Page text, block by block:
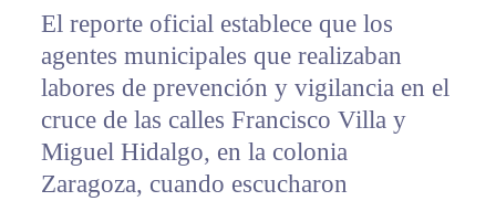
El reporte oficial establece que los
agentes municipales que realizaban
labores de prevención y vigilancia en el
cruce de las calles Francisco Villa y
Miguel Hidalgo, en la colonia
Zaragoza, cuando escucharon